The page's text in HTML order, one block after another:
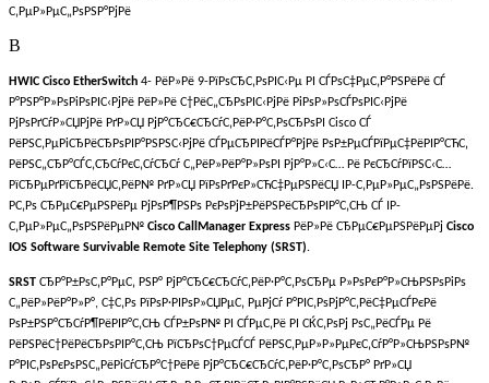
С‚РµР»РµС„РѕРЅР°РјРё
В
HWIC Cisco EtherSwitch 4- РёР»Рё 9-РїРѕСЂС‚РѕРІС‹Рµ РІ СЃРѕС‡РµС‚Р°РЅРёРё СЃ
Р°РЅР°Р»РѕРіРѕРІС‹РјРё РёР»Рё С†РёС„СЂРѕРІС‹РјРё РіРѕР»РѕСЃРѕРІС‹РјРё
РјРѕРґСѓР»СЏРјРё РґР»СЏ РјР°СЂС€СЂСѓС‚РёР·Р°С‚РѕСЂРѕРІ Cisco СЃ
РёРЅС‚РµРіСЂРёСЂРѕРІР°РЅРЅС‹РјРё СЃРµСЂРІРёСЃР°РјРё РѕР±РµСЃРїРµС‡РёРІР°СЋС‚
РёРЅС„СЂР°СЃС‚СЂСѓРєС‚СѓСЂСѓ С„РёР»РёР°Р»РѕРІ РјР°Р»С‹С… Рё РєСЂСѓРїРЅС‹С…
РїСЂРµРґРїСЂРёСЏС‚РёР№ РґР»СЏ РїРѕРґРєР»СЋС‡РµРЅРёСЏ IP-С‚РµР»РµС„РѕРЅРёРё.
Р­С‚Рѕ СЂРµС€РµРЅРёРµ РјРѕР¶РЅРѕ РєРѕРјР±РёРЅРёСЂРѕРІР°С‚СЊ СЃ IP-
С‚РµР»РµС„РѕРЅРёРµР№ Cisco CallManager Express РёР»Рё СЂРµС€РµРЅРёРµРј Cisco
IOS Software Survivable Remote Site Telephony (SRST).
SRST СЂР°Р±РѕС‚Р°РµС‚ РЅР° РјР°СЂС€СЂСѓС‚РёР·Р°С‚РѕСЂРµ Р»РѕРєР°Р»СЊРЅРѕРіРѕ
С„РёР»РёР°Р»Р°, С‡С‚Рѕ РїРѕР·РІРѕР»СЏРµС‚ РµРјСѓ Р°РІС‚РѕРјР°С‚РёС‡РµСЃРєРё
РѕР±РЅР°СЂСѓР¶РёРІР°С‚СЊ СЃР±РѕР№ РІ СЃРµС‚Рё РІ СЌС‚РѕРј РѕС„РёСЃРµ Рё
РёРЅРёС†РёРёСЂРѕРІР°С‚СЊ РїСЂРѕС†РµСЃСЃ РёРЅС‚РµР»Р»РµРєС‚СѓР°Р»СЊРЅРѕР№
Р°РІС‚РѕРєРѕРЅС„РёРіСѓСЂР°С†РёРё РјР°СЂС€СЂСѓС‚РёР·Р°С‚РѕСЂР° РґР»СЏ